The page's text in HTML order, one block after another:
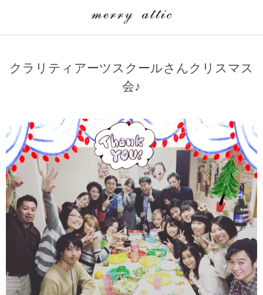
クラリティアーツスクールさんクリスマス
会♪
埼玉県
merry attic ミュージッククラス